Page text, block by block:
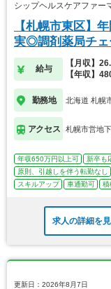
シップヘルスケアファ
【札幌市東区】
実◎調剤薬局チェ
給与
【月収】
【年収】
勤務地 北海道 札幌
アクセス 札幌市営地
年収650万円以上可 新卒も
原則、引越しを伴う転勤なし
スキルアップ
車通勤可 積
求人の詳細を
更新日：2026年8月7日